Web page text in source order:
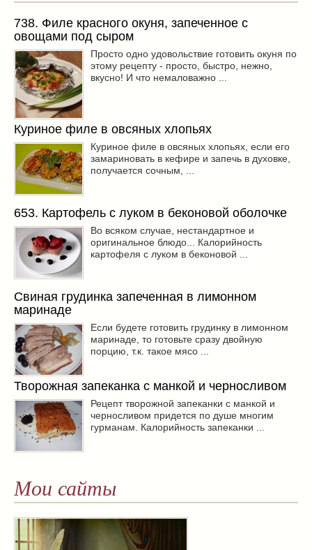
738. Филе красного окуня, запеченное с
овощами под сыром
Просто одно удовольствие готовить окуня по
этому рецепту - просто, быстро, нежно,
вкусно! И что немаловажно ...
Куриное филе в овсяных хлопьях
Куриное филе в овсяных хлопьях, если его
замариновать в кефире и запечь в духовке,
получается сочным, ...
653. Картофель с луком в беконовой оболочке
Во всяком случае, нестандартное и
оригинальное блюдо... Калорийность
картофеля с луком в беконовой ...
Свиная грудинка запеченная в лимонном
маринаде
Если будете готовить грудинку в лимонном
маринаде, то готовьте сразу двойную
порцию, т.к. такое мясо ...
Творожная запеканка с манкой и черносливом
Рецепт творожной запеканки с манкой и
черносливом придется по душе многим
гурманам. Калорийность запеканки ...
Мои сайты